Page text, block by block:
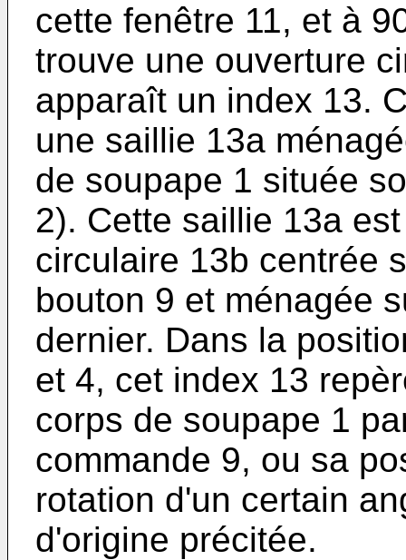
cette fenêtre 11, et à
trouve une ouverture
apparaît un index 13.
une saillie 13a
de soupape 1 située
2). Cette saillie 13a
circulaire 13b centrée
bouton 9 et ménagée
dernier. Dans la
et 4, cet index 13
corps de soupape 1
commande 9, ou sa
rotation d'un certain
d'origine précitée.